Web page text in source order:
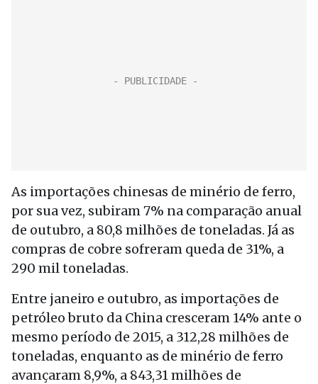
As importações chinesas de minério de ferro,
por sua vez, subiram 7% na comparação anual
de outubro, a 80,8 milhões de toneladas. Já as
compras de cobre sofreram queda de 31%, a
290 mil toneladas.
Entre janeiro e outubro, as importações de
petróleo bruto da China cresceram 14% ante o
mesmo período de 2015, a 312,28 milhões de
toneladas, enquanto as de minério de ferro
avançaram 8,9%, a 843,31 milhões de